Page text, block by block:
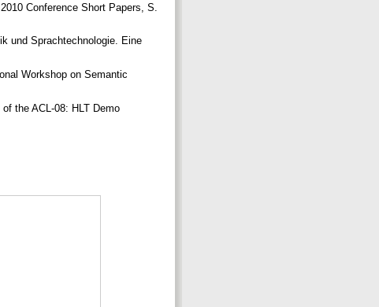
Conference Short Papers, S.
und Sprachtechnologie. Eine
Workshop on Semantic
the ACL-08: HLT Demo